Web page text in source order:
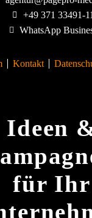
+49 371 33491-11
WhatsApp
Kontakt
Ideen
für Ihr